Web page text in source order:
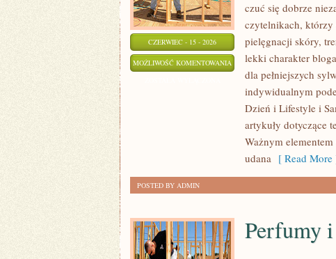
CZERWIEC - 15 - 2026
MOŻLIWOŚĆ KOMENTOWANIA LIFESTYLE
SAMOAKCEPTACJA
czuć się dobrze
czytelnikach, którzy
pielęgnacji skóry,
lekki charakter
dla pełniejszych
indywidualnym
Dzień i Lifestyle i
artykuły dotyczące
Ważnym
udana [ Read More
POSTED BY ADMIN
Perfumy